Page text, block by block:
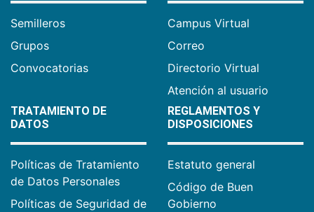
Semilleros
Grupos
Convocatorias
Campus Virtual
Correo
Directorio Virtual
Atención al usuario
TRATAMIENTO DE
DATOS
Políticas de Tratamiento
de Datos Personales
Políticas de Seguridad de
REGLAMENTOS Y
DISPOSICIONES
Estatuto general
Código de Buen
Gobierno